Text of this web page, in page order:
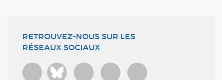
RETROUVEZ-NOUS SUR LES
RÉSEAUX SOCIAUX
Bluesky